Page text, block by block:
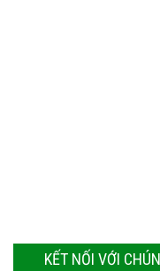
KẾT NỐI VỚI